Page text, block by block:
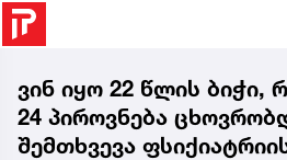
ვინ იყო 22 წლის ბიჭი,
24 პიროვნება
შემთხვევა